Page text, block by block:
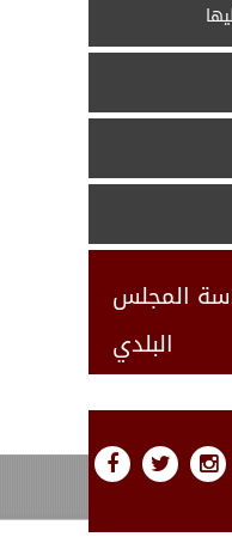
المجلس
البلدي